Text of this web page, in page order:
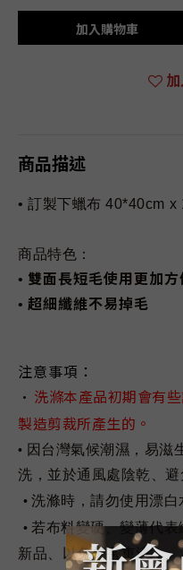
加入購物車
商品描述
• 訂製下蠟布 40*40cm x
商品特色：
• 雙面長短毛使用更加方
•超細纖維不易掉毛
注意事項：
• 洗滌本產品初期會有
製造剪裁所產生的。
• 因台灣氣候潮濕，易滋
洗，並於通風處陰乾、避
• 洗滌時，請勿使用漂白
• 若布料變硬、變薄代
新品、以免傷害車漆。